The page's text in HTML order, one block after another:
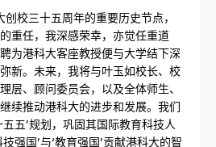
校三十五周年的重要历史节点，
重任，我深感荣幸，亦觉任重道
为港科大客座教授便与大学结下深
新。未来，我将与叶玉如校长、校
层、顾问委员会，以及全体师生、
续推动港科大的进步和发展。我们
五’规划，巩固其国际教育科技人
强国’与‘教育强国’贡献港科大的智